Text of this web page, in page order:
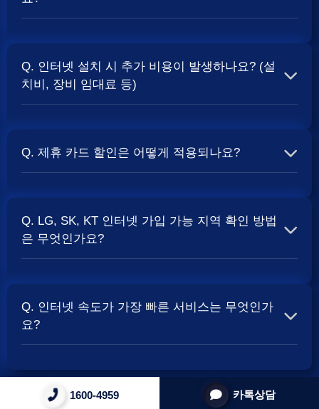
보통 500Mbps 또는 1Gbps 인터넷을 TV와 결합하여 가입
할 때 현금 사은품및 상품권 혜택이 더 크게 지급되는 경향
Q. 인터넷 설치 시 추가 비용이 발생하나요? (설
치비, 장비 임대료 등)
청구되는 경우가 많습니다. 다만, 인터넷 상품 및 프로모션
Q. 제휴 카드 할인은 어떻게 적용되나요?
서 일정 금액이 할인됩니다. 할인 금액과 조건은 카드사 및
통신사 정책에 따라 다릅니다. 합리적인
Q. LG, SK, KT 인터넷 가입 가능 지역 확인 방법
은 무엇인가요?
스에서 주소를 입력하시면 가입 가능한 상품 및 속도를 확
인하실 수 있습니다. 설치 가능한 회선 종류(광랜, FTTH 등)
Q. 인터넷 속도가 가장 빠른 서비스는 무엇인가
요?
다. 주로 100Mbps, 500Mbps, 그리고 1Gbps (1,000Mbps)
상품이 많이 사용됩니다. 지역망 상태에 따라 최대 지원 속
0
1600-4959 카톡상담